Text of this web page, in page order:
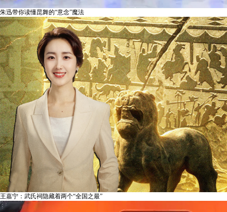
朱迅带你读懂昆舞的“意念”魔法
王嘉宁：武氏祠隐藏着两个“全国之最”